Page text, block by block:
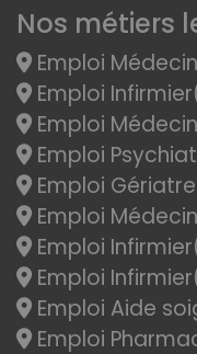
Nos métiers
Emploi
Emploi
Emploi
Emploi
Emploi Gériatre
Emploi
Emploi
Emploi
Emploi Aide
Emploi